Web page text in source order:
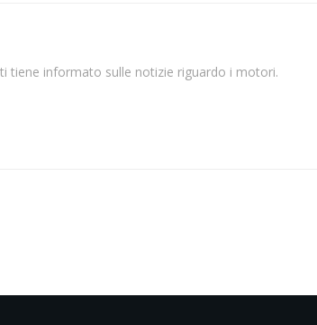
tiene informato sulle notizie riguardo i motori.